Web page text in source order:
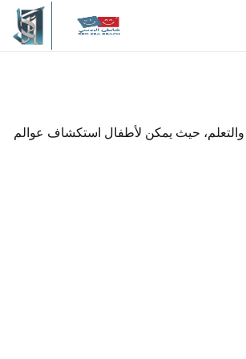
والتعلم، حيث يمكن لأطفال استكشاف عوالم